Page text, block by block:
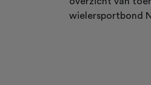
wielersportbond